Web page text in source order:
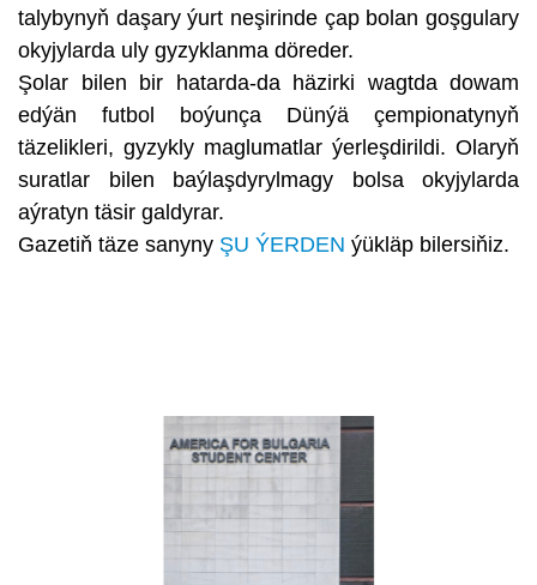
talybynyň daşary ýurt neşirinde çap bolan goşgulary
okyjylarda uly gyzyklanma döreder.
Şolar bilen bir hatarda-da häzirki wagtda dowam
edýän futbol boýunça Dünýä çempionatynyň
täzelikleri, gyzykly maglumatlar ýerleşdirildi. Olaryň
suratlar bilen baýlaşdyrylmagy bolsa okyjylarda
aýratyn täsir galdyrar.
Gazetiň täze sanyny ŞU ÝERDEN ýükläp bilersiňiz.